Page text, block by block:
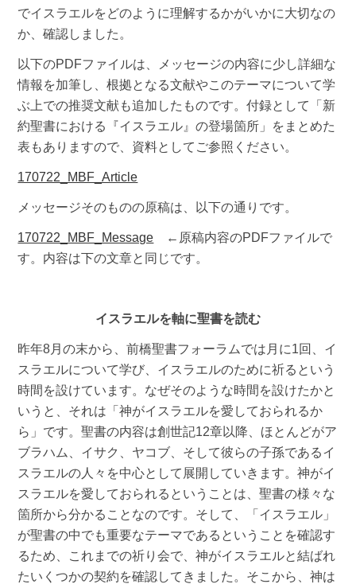
でイスラエルをどのように理解するかがいかに大切なの
か、確認しました。
以下のPDFファイルは、メッセージの内容に少し詳細な
情報を加筆し、根拠となる文献やこのテーマについて学
ぶ上での推奨文献も追加したものです。付録として「新
約聖書における『イスラエル』の登場箇所」をまとめた
表もありますので、資料としてご参照ください。
170722_MBF_Article
メッセージそのものの原稿は、以下の通りです。
170722_MBF_Message ←原稿内容のPDFファイルで
す。内容は下の文章と同じです。
イスラエルを軸に聖書を読む
昨年8月の末から、前橋聖書フォーラムでは月に1回、イ
スラエルについて学び、イスラエルのために祈るという
時間を設けています。なぜそのような時間を設けたかと
いうと、それは「神がイスラエルを愛しておられるか
ら」です。聖書の内容は創世記12章以降、ほとんどがア
ブラハム、イサク、ヤコブ、そして彼らの子孫であるイ
スラエルの人々を中心として展開していきます。神がイ
スラエルを愛しておられるということは、聖書の様々な
箇所から分かることなのです。そして、「イスラエル」
が聖書の中でも重要なテーマであるということを確認す
るため、これまでの祈り会で、神がイスラエルと結ばれ
たいくつかの契約を確認してきました。そこから、神は